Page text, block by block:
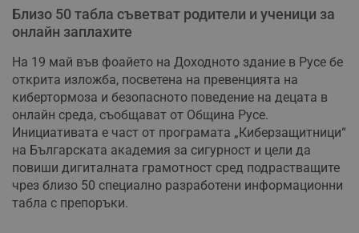
Близо 50 табла съветват родители и ученици за
онлайн заплахите
На 19 май във фоайето на Доходното здание в Русе бе
открита изложба, посветена на превенцията на
кибертормоза и безопасното поведение на децата в
онлайн среда, съобщават от Община Русе.
Инициативата е част от програмата „Киберзащитници“
на Българската академия за сигурност и цели да
повиши дигиталната грамотност сред подрастващите
чрез близо 50 специално разработени информационни
табла с препоръки.